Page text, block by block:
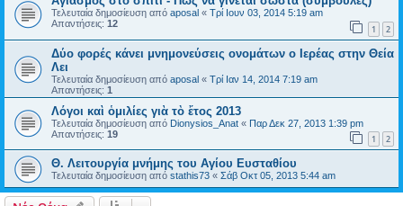
Τελευταία δημοσίευση από aposal « Τρί Ιουν 03, 2014 5:19 am
Απαντήσεις: 12 1 2
Δύο φορές κάνει μνημονεύσεις ονομάτων ο Ιερέας στην Θεία
Λει
Τελευταία δημοσίευση από aposal « Τρί Ιαν 14, 2014 7:19 am
Απαντήσεις: 1
Λόγοι καὶ ὁμιλίες γιὰ τὸ ἔτος 2013
Τελευταία δημοσίευση από Dionysios_Anat « Παρ Δεκ 27, 2013 1:39 pm
Απαντήσεις: 19 1 2
Θ. Λειτουργία μνήμης του Αγίου Ευσταθίου
Τελευταία δημοσίευση από stathis73 « Σάβ Οκτ 05, 2013 5:44 am